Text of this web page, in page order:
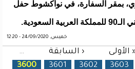
بمقر السفارة، في نواكشوط حفل
خميس, 24/09/2020 - 12:20
الأولى ‹ السابقة …
3600 3601 3602 3603